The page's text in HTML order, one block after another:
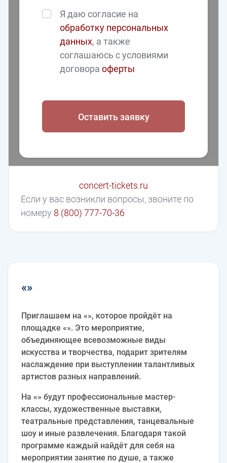
Я даю согласие на
обработку персональных
данных, а также
соглашаюсь с условиями
договораоферты
Оставить заявку
Если у вас возникли вопросы, звоните по
номеру 8 (800) 777-70-36
concert-tickets.ru
«»
Приглашаем на «», которое пройдёт на
площадке «». Это мероприятие,
объединяющее всевозможные виды
искусства и творчества, подарит зрителям
наслаждение при выступлении талантливых
артистов разных направлений.
На «» будут профессиональные мастер-
классы, художественные выставки,
театральные представления, танцевальные
шоу и иные развлечения. Благодаря такой
программе каждый найдёт для себя на
мероприятии занятие по душе, а также